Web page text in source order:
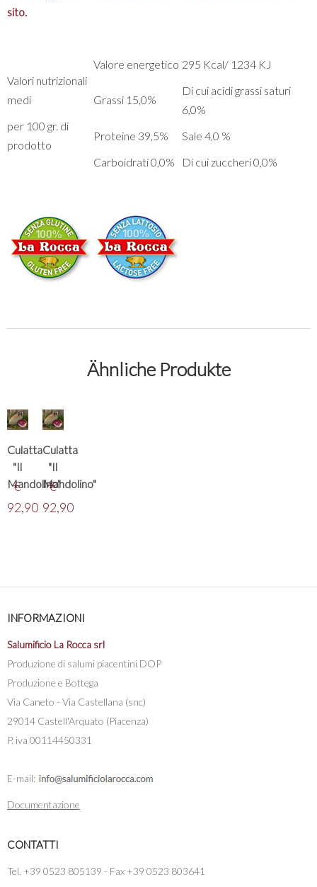
sito.
Valori nutrizionali
medi
per 100 gr. di
prodotto
Valore energetico 295 Kcal/ 1234 KJ
Grassi 15,0%
Di cui acidi grassi saturi
6,0%
Proteine 39,5%
Sale 4,0 %
Carboidrati 0,0%
Di cui zuccheri 0,0%
Ähnliche Produkte
Culatta
"Il
Mandolino"
€
92,90
Culatta
"Il
Mandolino"
€
92,90
INFORMAZIONI
Salumificio La Rocca srl
Produzione di salumi piacentini DOP
Produzione e Bottega
Via Caneto - Via Castellana (snc)
29014 Castell'Arquato (Piacenza)
P. iva 00114450331
E-mail:
Documentazione
CONTATTI
Tel. +39 0523 805139 - Fax +39 0523 803641